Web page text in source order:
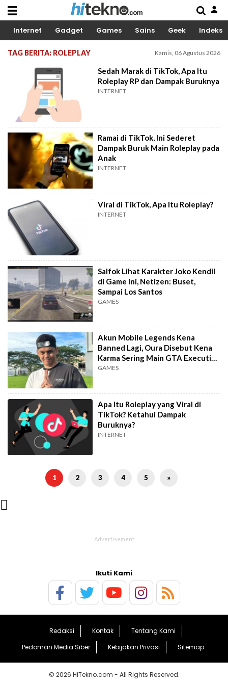
Internet Gadget Games Sains Geek Indeks
TAG BERITA: ROLEPLAY Kamis, 06 Agustus 2026
Sedah Marak di TikTok, Apa Itu
Roleplay RP dan Dampak Buruknya
INTERNET
Ramai di TikTok, Ini Sederet
Dampak Buruk Main Roleplay pada
Anak
INTERNET
Viral di TikTok, Apa Itu Roleplay?
INTERNET
Salfok Lihat Karakter Joko Kendil
di Game Ini, Netizen: Buset,
Sampai Los Santos
GAMES
Akun Mobile Legends Kena
Banned Lagi, Oura Disebut Kena
Karma Sering Main GTA Executive
Roleplay
GAMES
Apa Itu Roleplay yang Viral di
TikTok? Ketahui Dampak
Buruknya?
INTERNET
1 2 3 4 5 »

Ikuti Kami
Redaksi Kontak
Tentang Kami
Pedoman Media Siber
Kebijakan Privasi Sitemap
© 2026 HiTekno.com - All Rights Reserved.